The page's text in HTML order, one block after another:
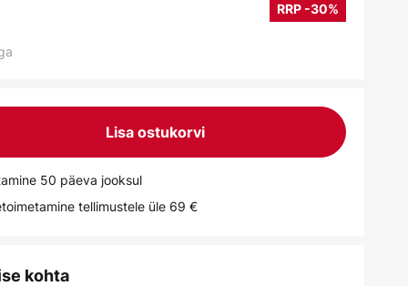
RRP -30%
Lisa ostukorvi
50 päeva jooksul
tellimustele üle 69 €
kohta